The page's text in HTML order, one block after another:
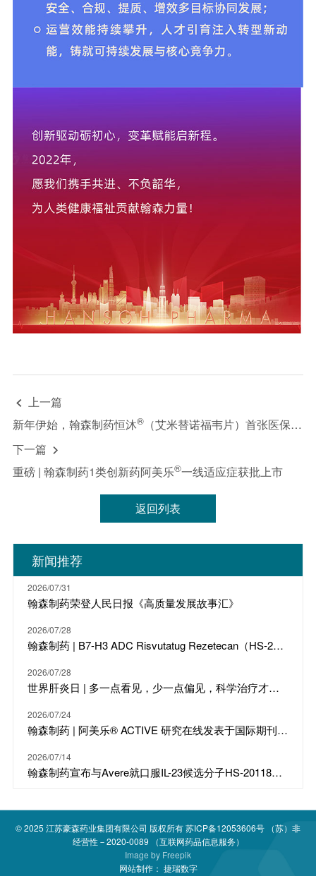
 上一篇
新年伊始，翰森制药恒沐®（艾米替诺福韦片）首张医保处方落地！
下一篇 
重磅 | 翰森制药1类创新药阿美乐®一线适应症获批上市
返回列表
新闻推荐
2026/07/31
翰森制药荣登人民日报《高质量发展故事汇》
2026/07/28
翰森制药 | B7-H3 ADC Risvutatug Rezetecan（HS-20093）骨肉瘤III期临床ARTEMIS-011达到IRC-PFS主要终点
2026/07/28
世界肝炎日 | 多一点看见，少一点偏见，科学治疗才是打败乙肝的最强答案
2026/07/24
翰森制药 | 阿美乐® ACTIVE 研究在线发表于国际期刊 JTO
2026/07/14
翰森制药宣布与Avere就口服IL-23候选分子HS-20118达成许可合作及战略投资
© 2025 江苏豪森药业集团有限公司 版权所有苏ICP备12053606号 （苏）非
经营性－2020-0089 （互联网药品信息服务）
Image by Freepik
网站制作： 捷瑞数字